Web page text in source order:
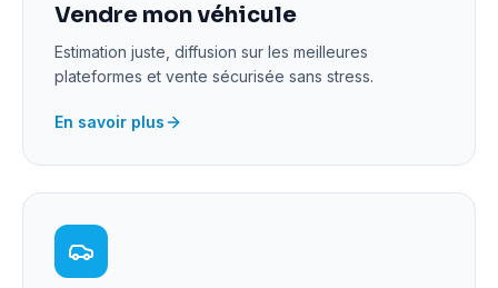
Vendre mon véhicule
Estimation juste, diffusion sur les meilleures
plateformes et vente sécurisée sans stress.
En savoir plus